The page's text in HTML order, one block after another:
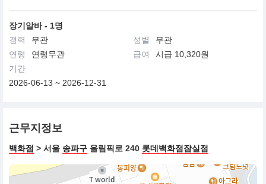
장기알바 - 1명
경력
무관 성별
무관
연령
연령무관 급여
시급 10,320원
기간
2026-06-13 ~ 2026-12-31
근무지정보
백화점 > 서울 송파구 올림픽로 240 롯데백화점잠실점